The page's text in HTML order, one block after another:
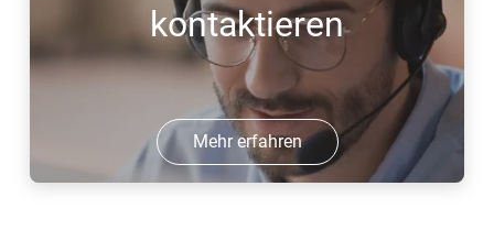
kontaktieren
Mehr erfahren